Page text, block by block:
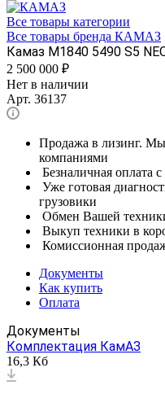
Все товары категории
Все товары бренда КАМАЗ
Камаз М1840 5490 S5
2 500 000 ₽
Нет в наличии
Арт. 36137
Продажа в лизинг.
компаниями
Безналичная оплата
Уже готовая
грузовики
Обмен Вашей
Выкуп техники в
Комиссионная
Документы
Как купить
Оплата
Документы
Комплектация КамАЗ
16,3 Кб